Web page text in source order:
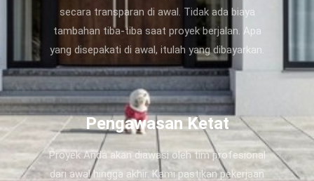
secara transparan di awal. Tidak ada biaya
tambahan tiba-tiba saat proyek berjalan. Apa
yang disepakati di awal, itulah yang dibayarkan.
Pengawasan Ketat
Proyek Anda akan diawasi oleh tim profesional
dari awal hingga akhir. Kami pastikan pekerjaan